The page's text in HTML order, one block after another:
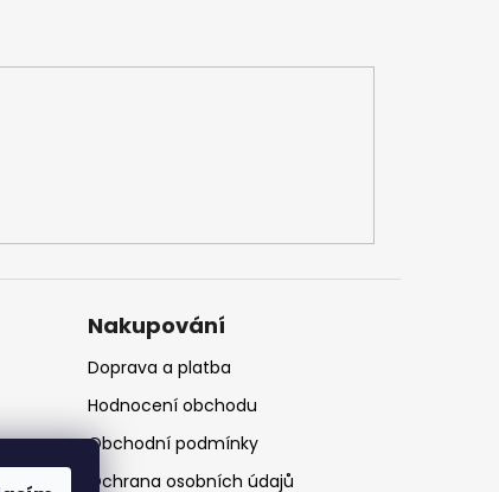
Nakupování
Doprava a platba
Hodnocení obchodu
Obchodní podmínky
Ochrana osobních údajů